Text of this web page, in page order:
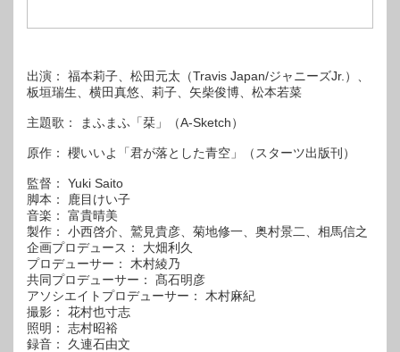
出演： 福本莉子、松田元太（Travis Japan/ジャニーズJr.）、
板垣瑞生、横田真悠、莉子、矢柴俊博、松本若菜
主題歌： まふまふ「栞」（A-Sketch）
原作： 櫻いいよ「君が落とした青空」（スターツ出版刊）
監督： Yuki Saito
脚本： 鹿目けい子
音楽： 富貴晴美
製作： 小西啓介、鷲見貴彦、菊地修一、奥村景二、相馬信之
企画プロデュース： 大畑利久
プロデューサー： 木村綾乃
共同プロデューサー： 髙石明彦
アソシエイトプロデューサー： 木村麻紀
撮影： 花村也寸志
照明： 志村昭裕
録音： 久連石由文